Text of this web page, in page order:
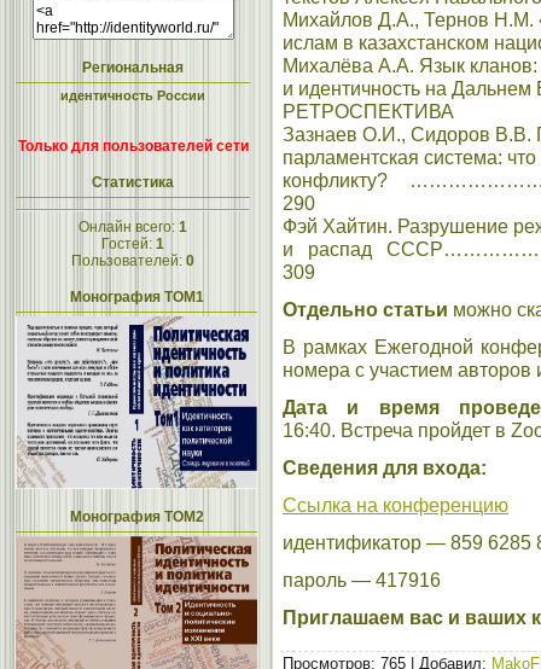
Региональная
идентичность России
Только для пользователей сети
Статистика
Онлайн всего: 1
Гостей: 1
Пользователей: 0
Монография ТОМ1
Монография ТОМ2
Михайлов Д.А., Тернов Н.М.
ислам в казахстанском
Михалёва А.А. Язык
и идентичность на
РЕТРОСПЕКТИВА
Зазнаев О.И., Сидоров В.В.
парламентская система:
конфликту?
290
Фэй Хайтин. Разрушение
и распад
309
Отдельно статьи можно
В рамках Ежегодной
номера с участием авторов
Дата и время
16:40. Встреча пройдет в
Сведения для входа:
Ссылка на конференцию
идентификатор — 859 6285
пароль — 417916
Приглашаем вас и ваших
Просмотров: 765 | Добавил: